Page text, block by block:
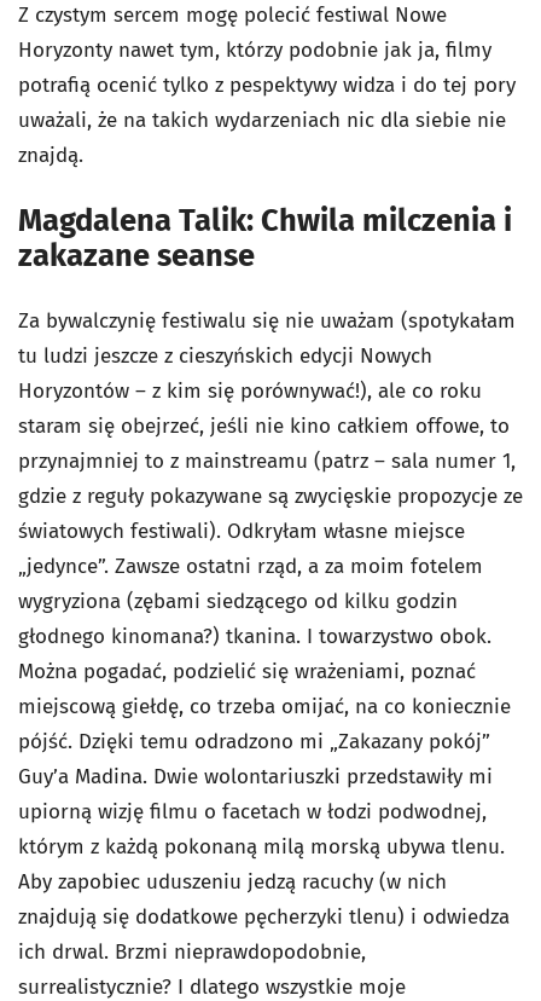
Z czystym sercem mogę polecić festiwal Nowe
Horyzonty nawet tym, którzy podobnie jak ja, filmy
potrafią ocenić tylko z pespektywy widza i do tej pory
uważali, że na takich wydarzeniach nic dla siebie nie
znajdą.
Magdalena Talik: Chwila milczenia i
zakazane seanse
Za bywalczynię festiwalu się nie uważam (spotykałam
tu ludzi jeszcze z cieszyńskich edycji Nowych
Horyzontów – z kim się porównywać!), ale co roku
staram się obejrzeć, jeśli nie kino całkiem offowe, to
przynajmniej to z mainstreamu (patrz – sala numer 1,
gdzie z reguły pokazywane są zwycięskie propozycje ze
światowych festiwali). Odkryłam własne miejsce
„jedynce”. Zawsze ostatni rząd, a za moim fotelem
wygryziona (zębami siedzącego od kilku godzin
głodnego kinomana?) tkanina. I towarzystwo obok.
Można pogadać, podzielić się wrażeniami, poznać
miejscową giełdę, co trzeba omijać, na co koniecznie
pójść. Dzięki temu odradzono mi „Zakazany pokój”
Guy’a Madina. Dwie wolontariuszki przedstawiły mi
upiorną wizję filmu o facetach w łodzi podwodnej,
którym z każdą pokonaną milą morską ubywa tlenu.
Aby zapobiec uduszeniu jedzą racuchy (w nich
znajdują się dodatkowe pęcherzyki tlenu) i odwiedza
ich drwal. Brzmi nieprawdopodobnie,
surrealistycznie? I dlatego wszystkie moje